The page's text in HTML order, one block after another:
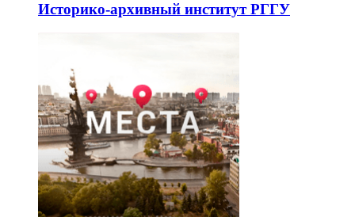
Историко-архивный институт РГГУ